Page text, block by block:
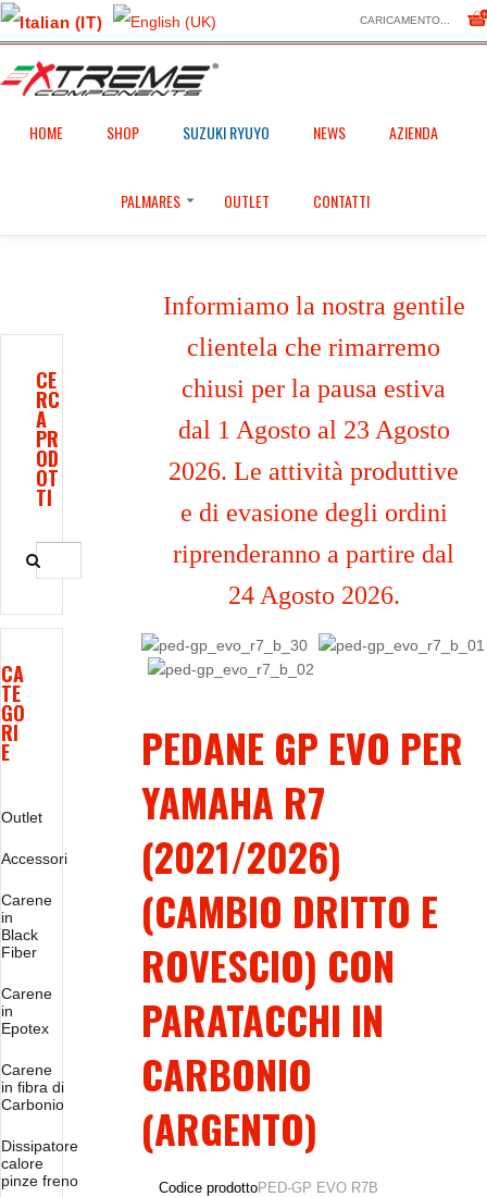
CARICAMENTO...
HOME SHOP SUZUKI RYUYO NEWS AZIENDA
PALMARES OUTLET CONTATTI
Home / Shop Pedane GP EVO /
paratacchi in carbonio (argento)
Informiamo la nostra gentile
clientela che rimarremo
chiusi per la pausa estiva
dal 1 Agosto al 23 Agosto
2026. Le attività produttive
e di evasione degli ordini
riprenderanno a partire dal
24 Agosto 2026.
PEDANE GP EVO PER
YAMAHA R7
(2021/2026)
(CAMBIO DRITTO E
ROVESCIO) CON
PARATACCHI IN
CARBONIO
(ARGENTO)
Codice prodottoPED-GP EVO R7B
CE
RC
A
PR
OD
OT
TI
CA
TE
GO
RI
E
Outlet
Accessori
Carene
in
Black
Fiber
Carene
in
Epotex
Carene
in fibra di
Carbonio
Dissipatore
calore
pinze freno